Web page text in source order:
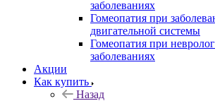
заболеваниях
Гомеопатия при
двигательной системы
Гомеопатия при
заболеваниях
Акции
Как купить
Назад